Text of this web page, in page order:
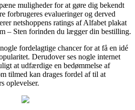
muligheder for at gøre dig bekendt
forbrugeres evalueringer og derved
netshoppens ratings af Alfabet plakat
– Sten forinden du lægger din bestilling.
fordelagtige chancer for at få en idé
Derudover ses nogle internet
at udfærdige en bedømmelse af
tilmed kan drages fordel af til at
oplevelser.